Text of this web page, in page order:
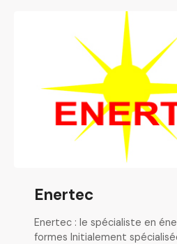
Enertec
Enertec : le spécialiste en
formes Initialement